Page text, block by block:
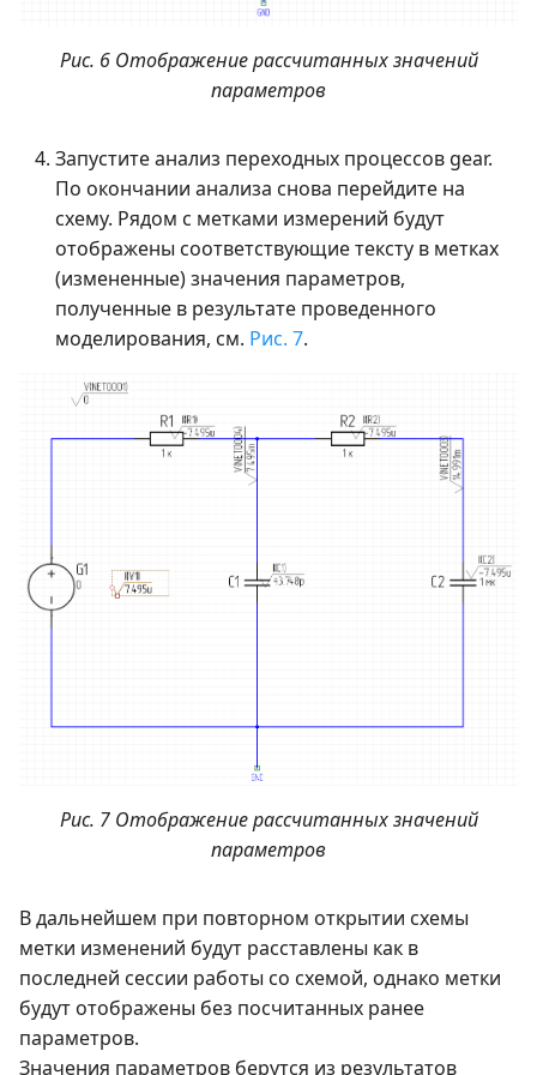
Рис. 6 Отображение рассчитанных значений
параметров
Запустите анализ переходных процессов gear.
По окончании анализа снова перейдите на
схему. Рядом с метками измерений будут
отображены соответствующие тексту в метках
(измененные) значения параметров,
полученные в результате проведенного
моделирования, см. Рис. 7.
Рис. 7 Отображение рассчитанных значений
параметров
В дальнейшем при повторном открытии схемы
метки изменений будут расставлены как в
последней сессии работы со схемой, однако метки
будут отображены без посчитанных ранее
параметров.
Значения параметров берутся из результатов